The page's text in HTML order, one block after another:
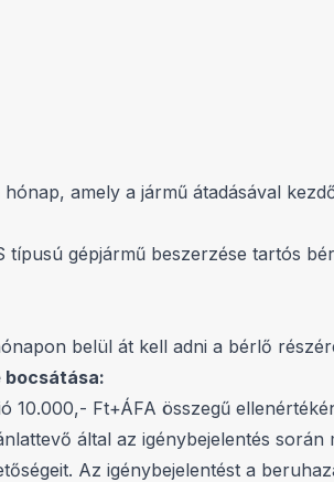
amely a jármű átadásával
gépjármű beszerzése tartós
belül át kell adni a bérlő
bocsátása:
10.000,- Ft+ÁFA összegű
által az igénybejelentés
Az igénybejelentést a